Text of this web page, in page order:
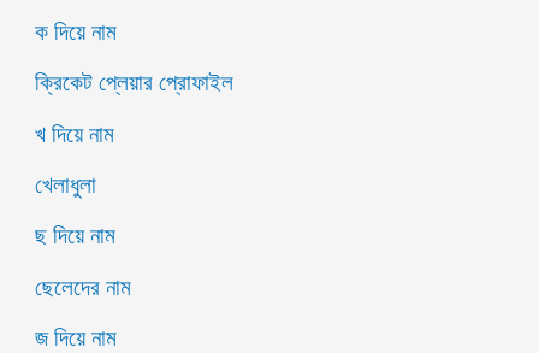
ক দিয়ে নাম
ক্রিকেট প্লেয়ার প্রোফাইল
খ দিয়ে নাম
খেলাধুলা
ছ দিয়ে নাম
ছেলেদের নাম
জ দিয়ে নাম